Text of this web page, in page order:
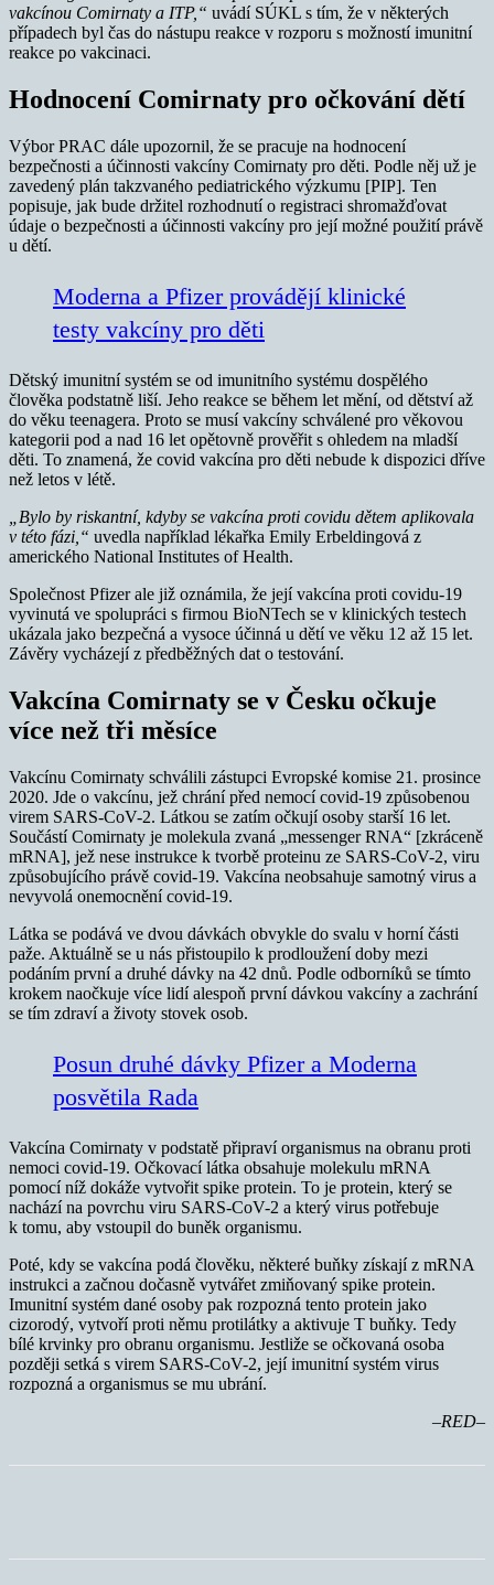
vakcínou Comirnaty a ITP,“ uvádí SÚKL s tím, že v některých
případech byl čas do nástupu reakce v rozporu s možností imunitní
reakce po vakcinaci.
Hodnocení Comirnaty pro očkování dětí
Výbor PRAC dále upozornil, že se pracuje na hodnocení
bezpečnosti a účinnosti vakcíny Comirnaty pro děti. Podle něj už je
zavedený plán takzvaného pediatrického výzkumu [PIP]. Ten
popisuje, jak bude držitel rozhodnutí o registraci shromažďovat
údaje o bezpečnosti a účinnosti vakcíny pro její možné použití právě
u dětí.
Moderna a Pfizer provádějí klinické
testy vakcíny pro děti
Dětský imunitní systém se od imunitního systému dospělého
člověka podstatně liší. Jeho reakce se během let mění, od dětství až
do věku teenagera. Proto se musí vakcíny schválené pro věkovou
kategorii pod a nad 16 let opětovně prověřit s ohledem na mladší
děti. To znamená, že covid vakcína pro děti nebude k dispozici dříve
než letos v létě.
„Bylo by riskantní, kdyby se vakcína proti covidu dětem aplikovala
v této fázi,“ uvedla například lékařka Emily Erbeldingová z
amerického National Institutes of Health.
Společnost Pfizer ale již oznámila, že její vakcína proti covidu-19
vyvinutá ve spolupráci s firmou BioNTech se v klinických testech
ukázala jako bezpečná a vysoce účinná u dětí ve věku 12 až 15 let.
Závěry vycházejí z předběžných dat o testování.
Vakcína Comirnaty se v Česku očkuje
více než tři měsíce
Vakcínu Comirnaty schválili zástupci Evropské komise 21. prosince
2020. Jde o vakcínu, jež chrání před nemocí covid-19 způsobenou
virem SARS-CoV-2. Látkou se zatím očkují osoby starší 16 let.
Součástí Comirnaty je molekula zvaná „messenger RNA“ [zkráceně
mRNA], jež nese instrukce k tvorbě proteinu ze SARS-CoV-2, viru
způsobujícího právě covid-19. Vakcína neobsahuje samotný virus a
nevyvolá onemocnění covid-19.
Látka se podává ve dvou dávkách obvykle do svalu v horní části
paže. Aktuálně se u nás přistoupilo k prodloužení doby mezi
podáním první a druhé dávky na 42 dnů. Podle odborníků se tímto
krokem naočkuje více lidí alespoň první dávkou vakcíny a zachrání
se tím zdraví a životy stovek osob.
Posun druhé dávky Pfizer a Moderna
posvětila Rada
Vakcína Comirnaty v podstatě připraví organismus na obranu proti
nemoci covid-19. Očkovací látka obsahuje molekulu mRNA
pomocí níž dokáže vytvořit spike protein. To je protein, který se
nachází na povrchu viru SARS-CoV-2 a který virus potřebuje
k tomu, aby vstoupil do buněk organismu.
Poté, kdy se vakcína podá člověku, některé buňky získají z mRNA
instrukci a začnou dočasně vytvářet zmiňovaný spike protein.
Imunitní systém dané osoby pak rozpozná tento protein jako
cizorodý, vytvoří proti němu protilátky a aktivuje T buňky. Tedy
bílé krvinky pro obranu organismu. Jestliže se očkovaná osoba
později setká s virem SARS-CoV-2, její imunitní systém virus
rozpozná a organismus se mu ubrání.
–RED–